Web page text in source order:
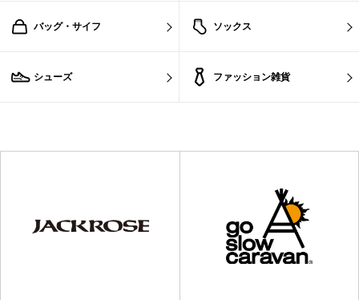
バッグ・サイフ ソックス
シューズ ファッション雑貨